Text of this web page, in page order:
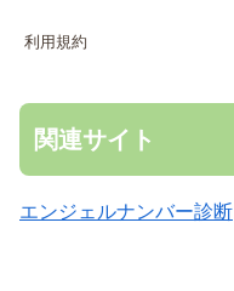
利用規約
関連サイト
エンジェルナンバー診断